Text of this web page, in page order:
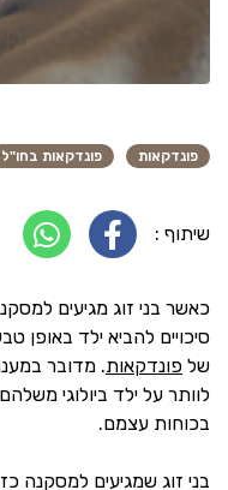
פונדקאות פונדקאות בחו"ל
שיתוף :
כאשר בני זוג מגיעים
סיכויים להביא ילד באופן
של פונדקאות. מדובר
לוותר על ילד ביולוגי
בכוחות עצמם.
בני זוג שמגיעים למסקנה